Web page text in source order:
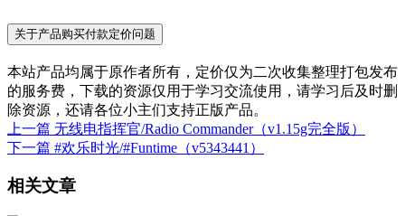
关于产品购买付款定价问题
本站产品均属于原作者所有，定价仅为二次收集整理打包发布
的服务费，下载的资源仅用于学习交流使用，请学习后及时删
除资源，还请各位小主们支持正版产品。
上一篇 无线电指挥官/Radio Commander（v1.15g完全版）
下一篇 #欢乐时光/#Funtime（v5343441）
相关文章